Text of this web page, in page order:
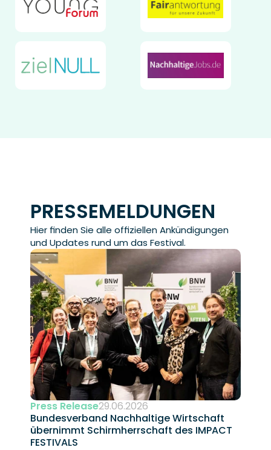
PRESSEMELDUNGEN
Hier finden Sie alle offiziellen Ankündigungen
und Updates rund um das Festival.
Press Release29.06.2026
Bundesverband Nachhaltige Wirtschaft
übernimmt Schirmherrschaft des IMPACT
FESTIVALS